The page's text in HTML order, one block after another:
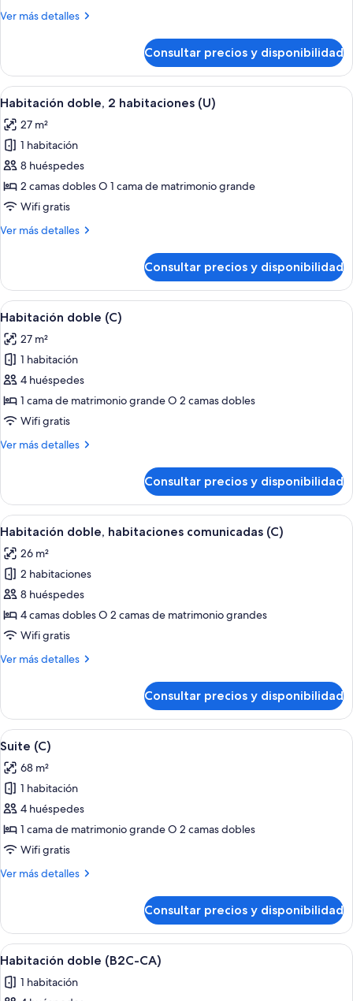
Ver más detalles
Más
junior
(L)
Consultar precios y disponibilidad
Abrir
todas
las
fotos
de
Habitación
doble,
habitaciones
Una habitación de hotel con una
4
Habitación doble, 2 habitaciones (U)
27 m²
1 habitación
8 huéspedes
2 camas dobles O 1 cama de matrimonio grande
Wifi gratis
Ver más detalles
Más
doble,
habitaciones
Consultar precios y disponibilidad
Abrir
todas
las
fotos
de
Habitación
doble
Una habitación de hotel con una
4
Habitación doble (C)
27 m²
1 habitación
4 huéspedes
1 cama de matrimonio grande O 2 camas dobles
Wifi gratis
Ver más detalles
Más
doble
(C)
Consultar precios y disponibilidad
Abrir
todas
las
fotos
de
Habitación
doble,
comunicadas
Una habitación de hotel con una
4
Habitación doble, habitaciones comunicadas (C)
26 m²
2 habitaciones
8 huéspedes
4 camas dobles O 2 camas de matrimonio grandes
Wifi gratis
Ver más detalles
Más
doble,
habitaciones
comunicadas
Consultar precios y disponibilidad
Abrir
todas
las
fotos
de
Suite
(C)
Habitación de hotel con una cama
6
Suite (C)
68 m²
1 habitación
4 huéspedes
1 cama de matrimonio grande O 2 camas dobles
Wifi gratis
Ver más detalles
Más
(C)
Consultar precios y disponibilidad
Abrir
todas
las
Una habitación de hotel con una
4
Habitación doble (B2C-CA)
1 habitación